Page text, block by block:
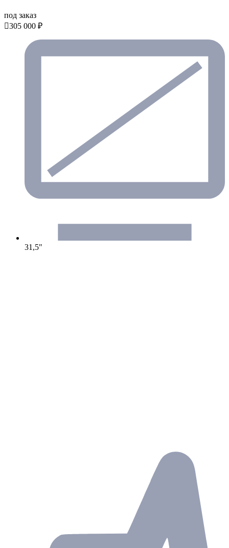
под заказ
305 000 ₽
31,5"